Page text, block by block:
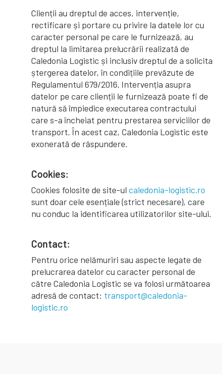
Clienții au dreptul de acces, intervenție,
rectificare și portare cu privire la datele lor cu
caracter personal pe care le furnizează, au
dreptul la limitarea prelucrării realizată de
Caledonia Logistic și inclusiv dreptul de a solicita
ștergerea datelor, în condițiile prevăzute de
Regulamentul 679/2016. Intervenția asupra
datelor pe care clienții le furnizează poate fi de
natură să împiedice executarea contractului
care s-a încheiat pentru prestarea serviciilor de
transport. În acest caz, Caledonia Logistic este
exonerată de răspundere.
Cookies:
Cookies folosite de site-ul caledonia-logistic.ro
sunt doar cele esențiale (strict necesare), care
nu conduc la identificarea utilizatorilor site-ului.
Contact:
Pentru orice nelămuriri sau aspecte legate de
prelucrarea datelor cu caracter personal de
către Caledonia Logistic se va folosi următoarea
adresă de contact: transport@caledonia-
logistic.ro